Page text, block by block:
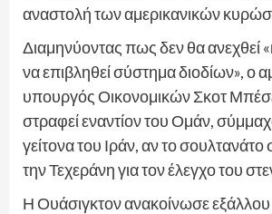
αναστολή των αμερικανικών
Διαμηνύοντας πως δεν θα ανεχθεί
να επιβληθεί σύστημα διοδίων», ο
υπουργός Οικονομικών Σκοτ
στραφεί εναντίον του Ομάν,
γείτονα του Ιράν, αν το σουλτανάτο
την Τεχεράνη για τον έλεγχο του
Η Ουάσιγκτον ανακοίνωσε εξάλλου